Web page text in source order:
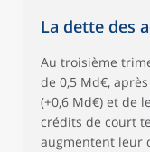
La dette des
Au troisième
de 0,5 Md€,
(+0,6 Md€) et de
crédits de court
augmentent leur